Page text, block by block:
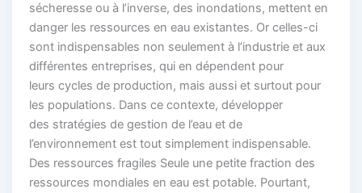
sécheresse ou à l’inverse, des inondations, mettent en
danger les ressources en eau existantes. Or celles-ci
sont indispensables non seulement à l’industrie et aux
différentes entreprises, qui en dépendent pour
leurs cycles de production, mais aussi et surtout pour
les populations. Dans ce contexte, développer
des stratégies de gestion de l’eau et de
l’environnement est tout simplement indispensable.
Des ressources fragiles Seule une petite fraction des
ressources mondiales en eau est potable. Pourtant,